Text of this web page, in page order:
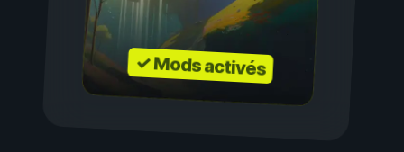
✓ Mods activés